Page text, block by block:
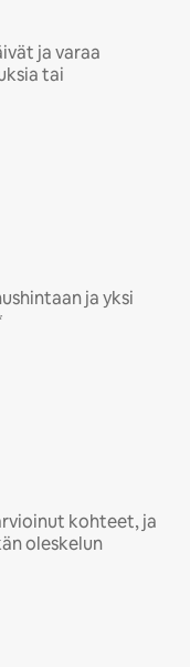
ja varaa
tai
ja yksi
kohteet, ja
oleskelun